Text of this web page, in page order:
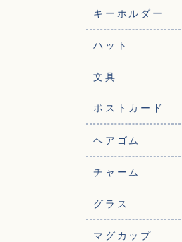
キーホルダー
ハット
文具
ポストカード
ヘアゴム
チャーム
グラス
マグカップ